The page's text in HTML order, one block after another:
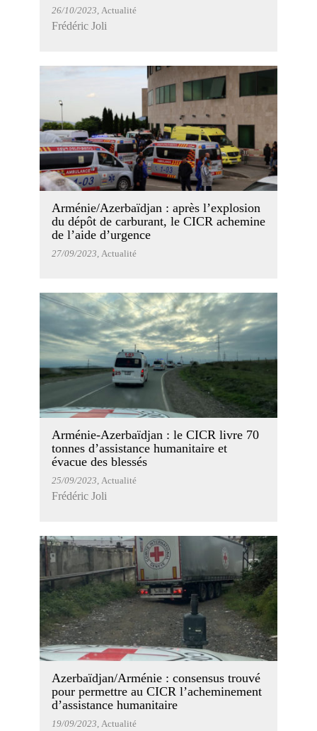
26/10/2023, Actualité
Frédéric Joli
Arménie/Azerbaïdjan : après l’explosion
du dépôt de carburant, le CICR achemine
de l’aide d’urgence
27/09/2023, Actualité
Arménie-Azerbaïdjan : le CICR livre 70
tonnes d’assistance humanitaire et
évacue des blessés
25/09/2023, Actualité
Frédéric Joli
Azerbaïdjan/Arménie : consensus trouvé
pour permettre au CICR l’acheminement
d’assistance humanitaire
19/09/2023 , Actualité